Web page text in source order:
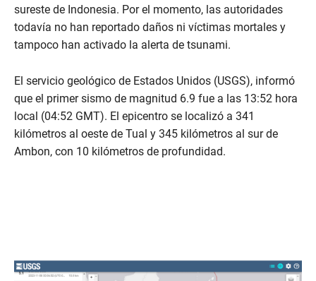
sureste de Indonesia. Por el momento, las autoridades
todavía no han reportado daños ni víctimas mortales y
tampoco han activado la alerta de tsunami.
El servicio geológico de Estados Unidos (USGS), informó
que el primer sismo de magnitud 6.9 fue a las 13:52 hora
local (04:52 GMT). El epicentro se localizó a 341
kilómetros al oeste de Tual y 345 kilómetros al sur de
Ambon, con 10 kilómetros de profundidad.